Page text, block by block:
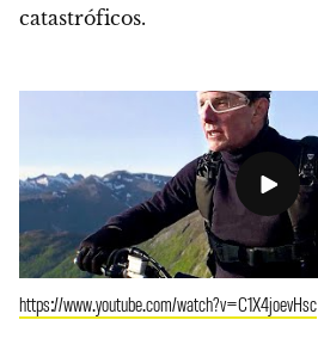
catastróficos.
https://www.youtube.com/watch?v=C1X4joevHsc